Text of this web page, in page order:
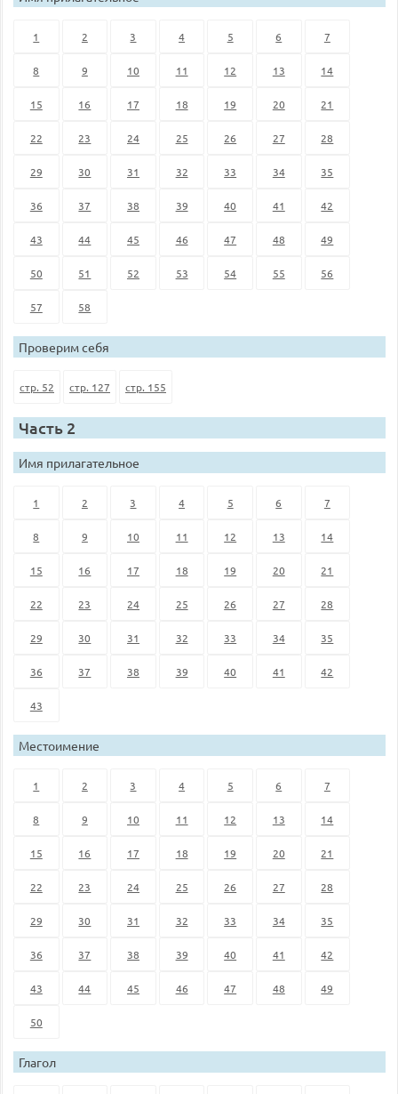
1 2 3 4 5 6 7
8 9 10 11 12 13 14
15 16 17 18 19 20 21
22 23 24 25 26 27 28
29 30 31 32 33 34 35
36 37 38 39 40 41 42
43 44 45 46 47 48 49
50 51 52 53 54 55 56
57 58
Проверим себя
стр. 52 стр. 127 стр. 155
Часть 2
Имя прилагательное
1 2 3 4 5 6 7
8 9 10 11 12 13 14
15 16 17 18 19 20 21
22 23 24 25 26 27 28
29 30 31 32 33 34 35
36 37 38 39 40 41 42
43
Местоимение
1 2 3 4 5 6 7
8 9 10 11 12 13 14
15 16 17 18 19 20 21
22 23 24 25 26 27 28
29 30 31 32 33 34 35
36 37 38 39 40 41 42
43 44 45 46 47 48 49
50
Глагол